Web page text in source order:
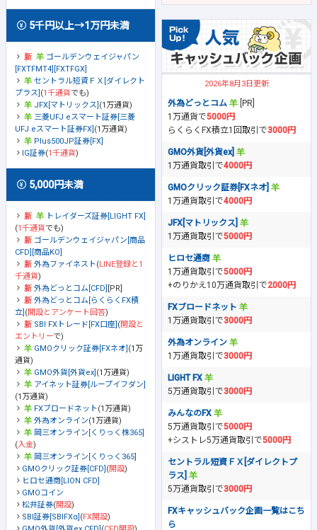
5千円以上→1万円未満
ゴールデンウェイジャパン
[FXTFMT4][FXTFGX]
セントラル短資ＦＸ[ダイレクト
プラス] (1千通貨でも)
JFX[マトリックス] (1万通貨)
三菱UFJ eスマート証券[三菱
UFJ eスマート証券FX] (1万通貨)
Plus500JP証券[FX]
IG証券(1千通貨)
5,000円未満
トレイダーズ証券[LIGHT FX]
(1千通貨でも)
ゴールデンウェイジャパン[商品
CFD][商品KO]
外為ファイネスト(LINE登録と1
千通貨)
外為どっとコム[CFD]
[PR]
外為どっとコム[らくらくFX積
立] (開設とアンケート回答)
SBI FXトレード[FX口座] (開設と
エントリーで)
GMOクリック証券[FXネオ] (1万
通貨)
GMO外貨[外貨ex] (1万通貨)
アイネット証券[ループイフダン]
(1万通貨)
FXブロードネット(1万通貨)
外為オンライン(1万通貨)
岡三オンライン[くりっく株365]
(入金)
岡三オンライン[くりっく365]
GMOクリック証券[CFD] (開設)
ヒロセ通商[LION CFD]
GMOコイン
松井証券(開設)
SBI証券[SBIFXα] (FX開設)
2026年8月3日更新
外為どっとコム
[PR]
1万通貨で5000円
らくらくFX積立1回取引で3000円
GMO外貨[外貨ex]
1万通貨取引で4000円
GMOクリック証券[FXネオ]
1万通貨取引で4000円
JFX[マトリックス]
1万通貨取引で5000円
ヒロセ通商
1万通貨取引で5000円
+のりかえ10万通貨取引で2000円
FXブロードネット
1万通貨取引で3000円
外為オンライン
1万通貨取引で3000円
LIGHT FX
5万通貨取引で3000円
みんなのFX
5万通貨取引で5000円
+シストレ5万通貨取引で5000円
セントラル短資ＦＸ[ダイレクトプ
ラス]
5万通貨取引で3000円
FXキャッシュバック企画一覧はこち
ら